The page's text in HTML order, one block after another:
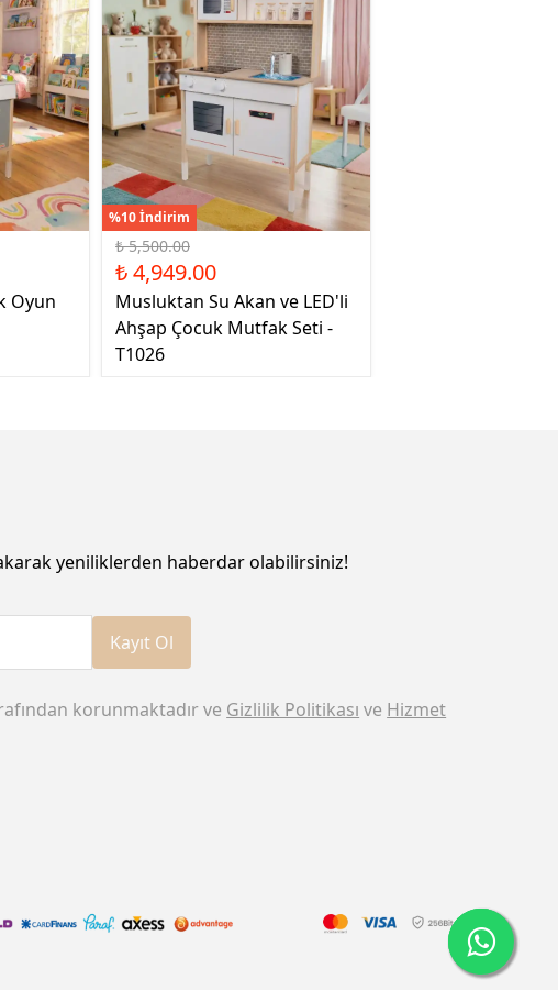
Oyun
%10 İndirim
₺ 5,500.00
₺ 4,949.00
Musluktan Su Akan ve LED'li
Ahşap Çocuk Mutfak Seti -
T1026
yeniliklerden haberdar olabilirsiniz!
Kayıt Ol
korunmaktadır ve Gizlilik Politikası ve Hizmet